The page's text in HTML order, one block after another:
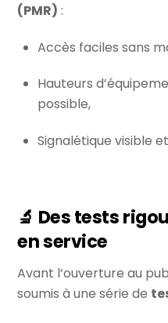
(PMR) :
Accès faciles sans
Hauteurs
possible,
Signalétique visible
🔬 Des tests
en service
Avant l’ouverture au
soumis à une série de